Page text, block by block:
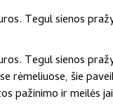
Tegul sienos
Tegul sienos
rėmeliuose, šie
pažinimo ir meilės